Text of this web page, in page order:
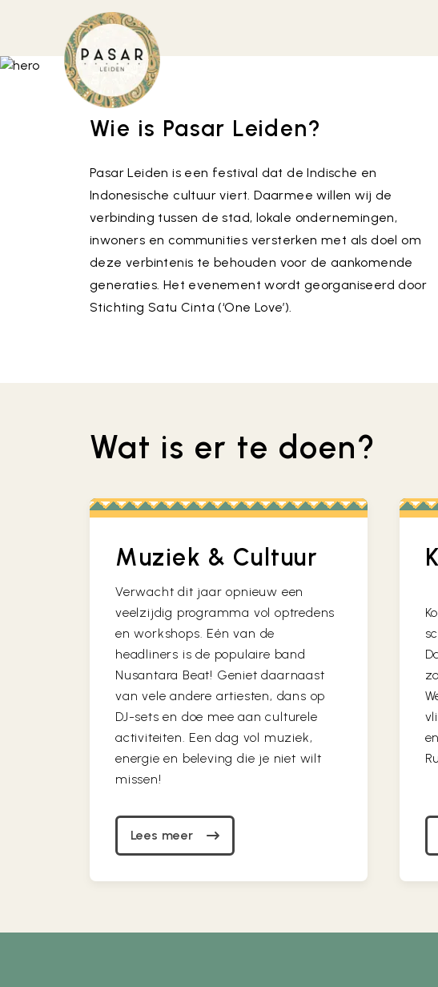
Wie is Pasar Leiden?
Pasar Leiden is een festival dat de Indische en
Indonesische cultuur viert. Daarmee willen wij de
verbinding tussen de stad, lokale ondernemingen,
inwoners en communities versterken met als doel om
deze verbintenis te behouden voor de aankomende
generaties. Het evenement wordt georganiseerd door
Stichting Satu Cinta (‘One Love’).
Wat is er te doen?
Muziek & Cultuur
Verwacht dit jaar opnieuw een
veelzijdig programma vol optredens
en workshops. Eén van de
headliners is de populaire band
Nusantara Beat! Geniet daarnaast
van vele andere artiesten, dans op
DJ-sets en doe mee aan culturele
activiteiten. Een dag vol muziek,
energie en beleving die je niet wilt
missen!
Lees meer